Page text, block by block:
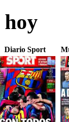
hoy
Diario Sport